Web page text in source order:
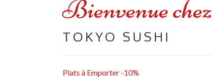
Bienvenue chez
TOKYO SUSHI
Plats à Emporter -10%